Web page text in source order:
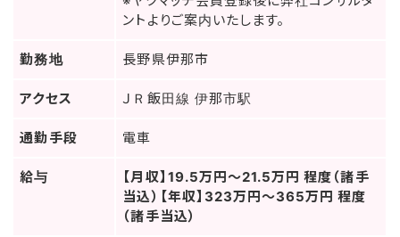
ントよりご案内いたします。
勤務地 長野県伊那市
アクセス ＪＲ飯田線 伊那市駅
通勤手段 電車
給与
【月収】19.5万円～21.5万円 程度（諸手
当込）【年収】323万円～365万円 程度
（諸手当込）